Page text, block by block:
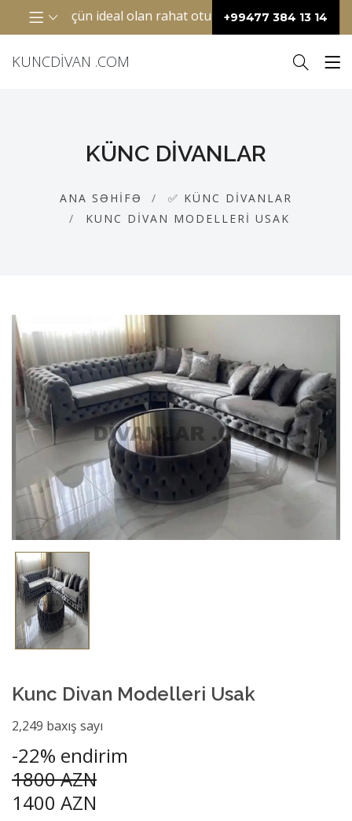
üçün ideal olan rahat oturacaq mebelidir. Adətən
+99477 384 13 14
KUNCDIVAN .COM
KÜNC DIVANLAR
ANA SƏHIFƏ
✅ KÜNC DIVANLAR
KUNC DIVAN MODELLERI USAK
Kunc Divan Modelleri Usak
2,249 baxış sayı
-22% endirim
1800 AZN
1400 AZN